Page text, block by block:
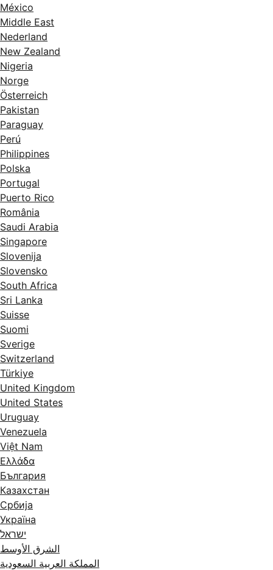
México
Middle East
Nederland
New Zealand
Nigeria
Norge
Österreich
Pakistan
Paraguay
Perú
Philippines
Polska
Portugal
Puerto Rico
România
Saudi Arabia
Singapore
Slovenija
Slovensko
South Africa
Sri Lanka
Suisse
Suomi
Sverige
Switzerland
Türkiye
United Kingdom
United States
Uruguay
Venezuela
Việt Nam
Ελλάδα
България
Казахстан
Србија
Україна
ישראל
الشرق الأوسط
المملكة العربية السعودية